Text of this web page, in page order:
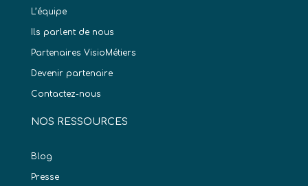
L’équipe
Ils parlent de nous
Partenaires VisioMétiers
Devenir partenaire
Contactez-nous
NOS RESSOURCES
Blog
Presse